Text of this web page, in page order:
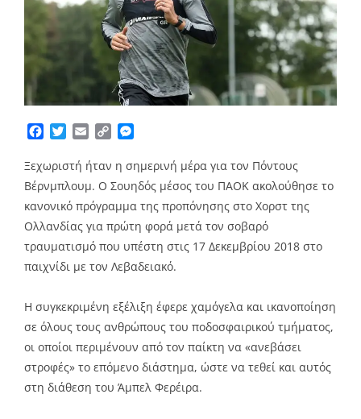
Facebook
TwitterEmailCopy
Ξεχωριστή ήταν η σημερινή μέρα για τον Πόντους
Βέρνμπλουμ. Ο Σουηδός μέσος του ΠΑΟΚ ακολούθησε το
κανονικό πρόγραμμα της προπόνησης στο Χορστ της
Ολλανδίας για πρώτη φορά μετά τον σοβαρό
τραυματισμό που υπέστη στις 17 Δεκεμβρίου 2018 στο
παιχνίδι με τον Λεβαδειακό.
Η συγκεκριμένη εξέλιξη έφερε χαμόγελα και ικανοποίηση
σε όλους τους ανθρώπους του ποδοσφαιρικού τμήματος,
οι οποίοι περιμένουν από τον παίκτη να «ανεβάσει
στροφές» το επόμενο διάστημα, ώστε να τεθεί και αυτός
στη διάθεση του Άμπελ Φερέιρα.